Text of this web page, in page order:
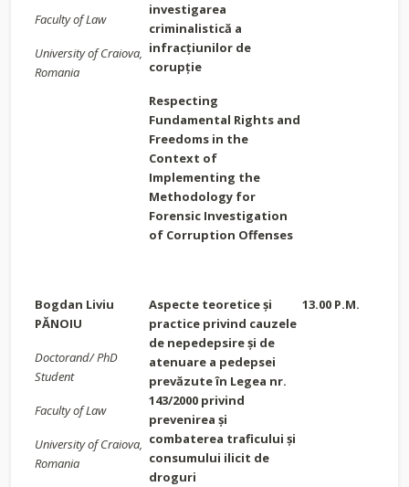
Faculty of Law
University of Craiova,
Romania
investigarea
criminalistică a
infracţiunilor de
corupție
Respecting
Fundamental Rights and
Freedoms in the
Context of
Implementing the
Methodology for
Forensic Investigation
of Corruption Offenses
Bogdan Liviu
PĂNOIU
Doctorand/ PhD
Student
Faculty of Law
University of Craiova,
Romania
Aspecte teoretice și
practice privind cauzele
de nepedepsire și de
atenuare a pedepsei
prevăzute în Legea nr.
143/2000 privind
prevenirea și
combaterea traficului și
consumului ilicit de
droguri
13.00 P.M.